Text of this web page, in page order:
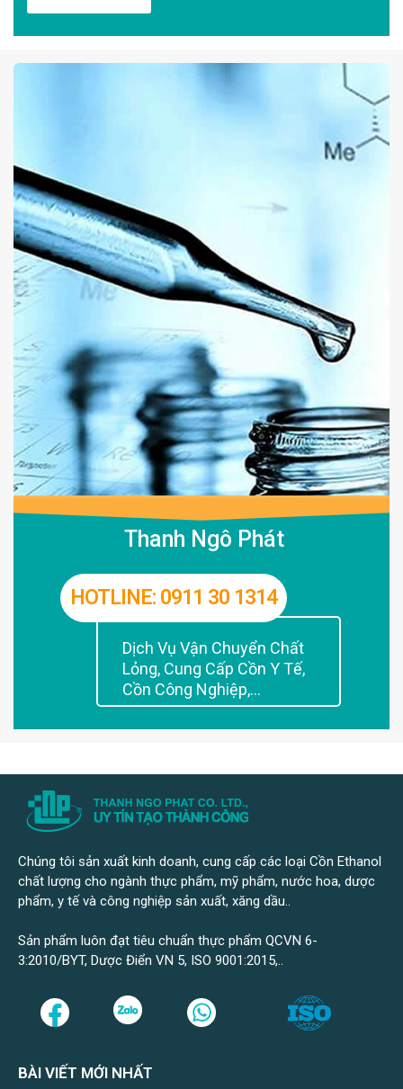
Thanh Ngô Phát
HOTLINE: 0911 30 1314
Dịch Vụ Vận Chuyển Chất
Lỏng, Cung Cấp Cồn Y Tế,
Cồn Công Nghiệp,...
Chúng tôi sản xuất kinh doanh, cung cấp các loại Cồn Ethanol
chất lượng cho ngành thực phẩm, mỹ phẩm, nước hoa, dược
phẩm, y tế và công nghiệp sản xuất, xăng dầu..
Sản phẩm luôn đạt tiêu chuẩn thực phẩm QCVN 6-
3:2010/BYT, Dược Điển VN 5, ISO 9001:2015,..
BÀI VIẾT MỚI NHẤT